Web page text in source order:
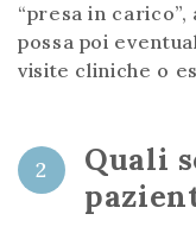
“presa in
possa poi
visite cliniche o
2
Quali